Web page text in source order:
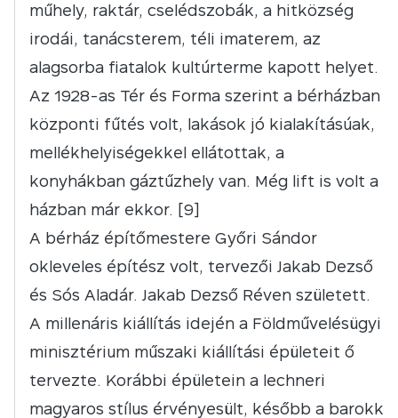
műhely, raktár, cselédszobák, a hitközség
irodái, tanácsterem, téli imaterem, az
alagsorba fiatalok kultúrterme kapott helyet.
Az 1928-as Tér és Forma szerint a bérházban
központi fűtés volt, lakások jó kialakításúak,
mellékhelyiségekkel ellátottak, a
konyhákban gáztűzhely van. Még lift is volt a
házban már ekkor. [9]
A bérház építőmestere Győri Sándor
okleveles építész volt, tervezői Jakab Dezső
és Sós Aladár. Jakab Dezső Réven született.
A millenáris kiállítás idején a Földművelésügyi
minisztérium műszaki kiállítási épületeit ő
tervezte. Korábbi épületein a lechneri
magyaros stílus érvényesült, később a barokk